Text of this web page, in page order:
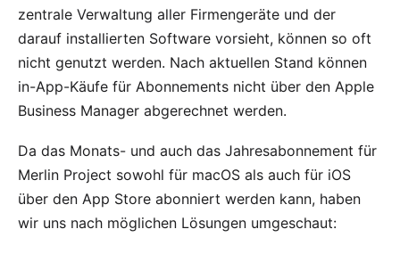
zentrale Verwaltung aller Firmengeräte und der
darauf installierten Software vorsieht, können so oft
nicht genutzt werden. Nach aktuellen Stand können
in-App-Käufe für Abonnements nicht über den Apple
Business Manager abgerechnet werden.
Da das Monats- und auch das Jahresabonnement für
Merlin Project sowohl für macOS als auch für iOS
über den App Store abonniert werden kann, haben
wir uns nach möglichen Lösungen umgeschaut: